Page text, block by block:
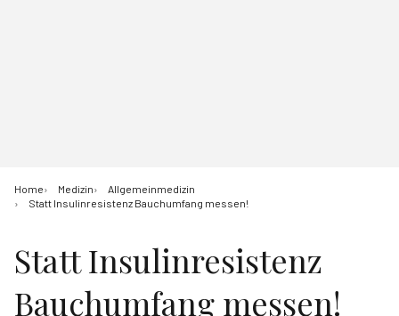
Home Medizin
Allgemeinmedizin
Statt Insulinresistenz Bauchumfang messen!
Statt Insulinresistenz
Bauchumfang messen!